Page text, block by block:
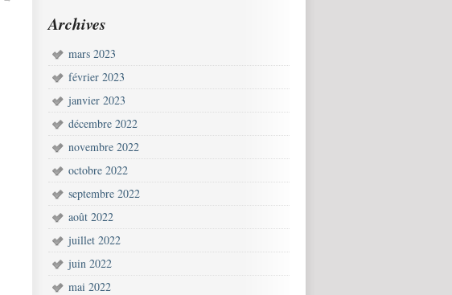
Archives
mars 2023
février 2023
janvier 2023
décembre 2022
novembre 2022
octobre 2022
septembre 2022
août 2022
juillet 2022
juin 2022
mai 2022